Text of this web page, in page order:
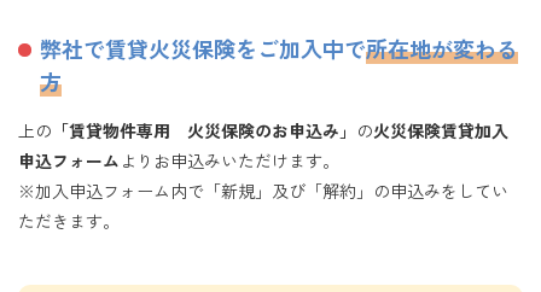
弊社で賃貸火災保険をご加入中で所在地が変わる
方
上の 「賃貸物件専用 火災保険のお申込み」 の火災保険賃貸加入
申込フォーム よりお申込みいただけます。
※加入申込フォーム内で「新規」及び「解約」の申込みをしてい
ただきます。